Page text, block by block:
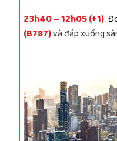
23h40 – 12h05 (+1):
(B787)và đáp xuống